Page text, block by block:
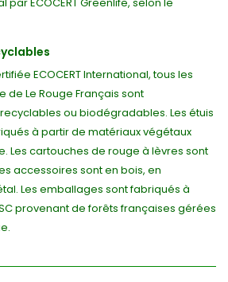
par ECOCERT Greenlife, selon le
ECOCERT International, tous les
Le Rouge Français sont
ou biodégradables. Les étuis
à partir de matériaux végétaux
Les cartouches de rouge à lèvres sont
accessoires sont en bois, en
Les emballages sont fabriqués à
provenant de forêts françaises gérées